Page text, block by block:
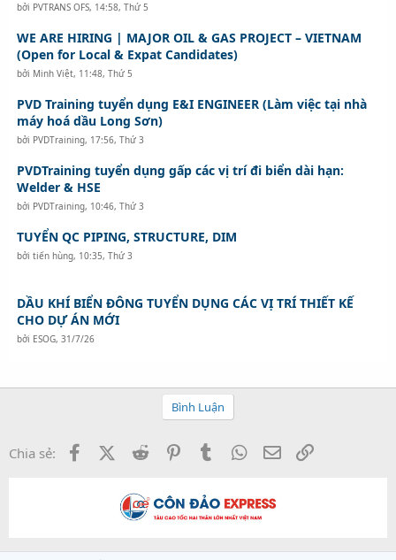
bởi PVTRANS OFS, 14:58, Thứ 5
WE ARE HIRING | MAJOR OIL & GAS PROJECT – VIETNAM
(Open for Local & Expat Candidates)
bởi Minh Việt, 11:48, Thứ 5
PVD Training tuyển dụng E&I ENGINEER (Làm việc tại nhà
máy hoá dầu Long Sơn)
bởi PVDTraining, 17:56, Thứ 3
PVDTraining tuyển dụng gấp các vị trí đi biển dài hạn:
Welder & HSE
bởi PVDTraining, 10:46, Thứ 3
TUYỂN QC PIPING, STRUCTURE, DIM
bởi tiến hùng, 10:35, Thứ 3
DẦU KHÍ BIỂN ĐÔNG TUYỂN DỤNG CÁC VỊ TRÍ THIẾT KẾ
CHO DỰ ÁN MỚI
bởi ESOG, 31/7/26
Bình Luận
Chia sẻ: FacebookX (Twitter)
Reddit PinterestTumblr WhatsApp
Email